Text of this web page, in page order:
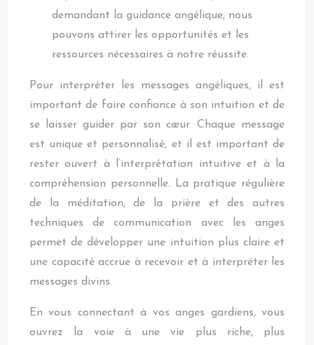
demandant la guidance angélique, nous
pouvons attirer les opportunités et les
ressources nécessaires à notre réussite.
Pour interpréter les messages angéliques, il est
important de faire confiance à son intuition et de
se laisser guider par son cœur. Chaque message
est unique et personnalisé, et il est important de
rester ouvert à l’interprétation intuitive et à la
compréhension personnelle. La pratique régulière
de la méditation, de la prière et des autres
techniques de communication avec les anges
permet de développer une intuition plus claire et
une capacité accrue à recevoir et à interpréter les
messages divins.
En vous connectant à vos anges gardiens, vous
ouvrez la voie à une vie plus riche, plus